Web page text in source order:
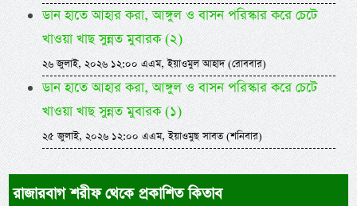
ডান হাতে আহার করা, আঙ্গুল ও বাসন পরিস্কার করে চেটে
খাওয়া খাছ সুন্নত মুবারক (২)
২৬ জুলাই, ২০২৬ ১২:০০ এএম, ইয়াওমুল আহাদ (রোববার)
ডান হাতে আহার করা, আঙ্গুল ও বাসন পরিস্কার করে চেটে
খাওয়া খাছ সুন্নত মুবারক (১)
২৫ জুলাই, ২০২৬ ১২:০০ এএম, ইয়াওমুছ সাবত (শনিবার)
রাজারবাগ শরীফ থেকে প্রকাশিত কিতাব